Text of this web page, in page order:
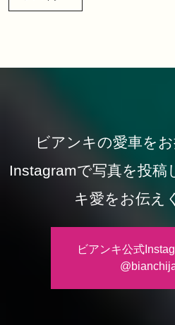
ビアンキの愛車を
Instagramで写真を投稿
キ愛をお伝え
ビアンキ公式